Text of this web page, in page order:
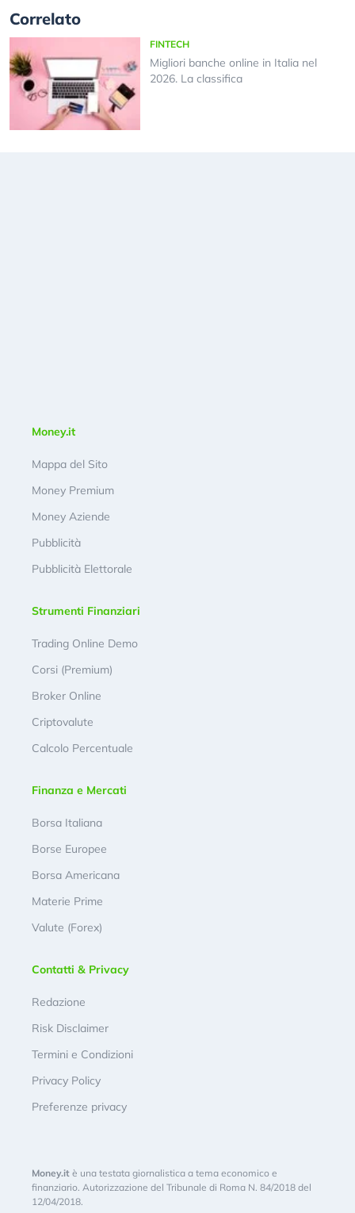
Correlato
FINTECH
Migliori banche online in Italia nel
2026. La classifica
Money.it
Mappa del Sito
Money Premium
Money Aziende
Pubblicità
Pubblicità Elettorale
Strumenti Finanziari
Trading Online Demo
Corsi (Premium)
Broker Online
Criptovalute
Calcolo Percentuale
Finanza e Mercati
Borsa Italiana
Borse Europee
Borsa Americana
Materie Prime
Valute (Forex)
Contatti & Privacy
Redazione
Risk Disclaimer
Termini e Condizioni
Privacy Policy
Preferenze privacy
Money.it è una testata giornalistica a tema economico e
finanziario. Autorizzazione del Tribunale di Roma N. 84/2018 del
12/04/2018.